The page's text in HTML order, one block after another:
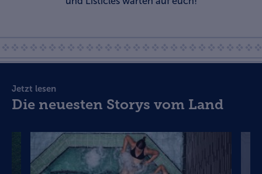
Jetzt lesen
Die neuesten Storys vom Land